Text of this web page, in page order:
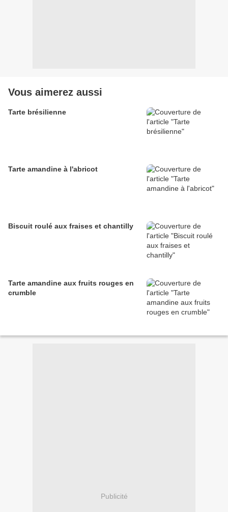
Vous aimerez aussi
Tarte brésilienne
Tarte amandine à l'abricot
Biscuit roulé aux fraises et chantilly
Tarte amandine aux fruits rouges en
crumble
Publicité